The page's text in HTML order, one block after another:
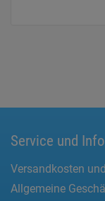
Service und Info
Versandkosten
Allgemeine